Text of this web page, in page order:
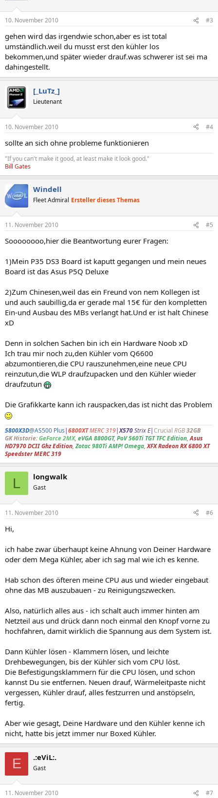
10. November 2010 #3
gehen wird das irgendwie schon,aber es ist total
umständlich.weil du musst erst den kühler los
bekommen,und später wieder drauf.was schwerer ist sei ma
dahingestellt.
[_LuTz_]
Lieutenant
10. November 2010 #4
sollte an sich ohne probleme funktionieren
"If you can't make it good, at least make it look good."
Bill Gates
Windell
Fleet Admiral Ersteller dieses Themas
11. November 2010 #5
Soooooooo,hier die Beantwortung eurer Fragen:
1)Mein P35 DS3 Board ist kaputt gegangen und mein neues
Board ist das Asus P5Q Deluxe
2)Zum Chinesen,weil das ein Freund von nem Kollegen ist
und auch saubillig,da er gerade mal 15€ für den kompletten
Ein-und Ausbau des MBs verlangt hat.Und er ist halt Chinese
xD
Denn in solchen Sachen bin ich ein Hardware Noob xD
Ich trau mir noch zu,den Kühler vom Q6600
abzumontieren,die CPU rauszunehmen,eine neue CPU
reinzutun,die WLP draufzupacken und den Kühler wieder
draufzutun
Die Grafikkarte kann ich rauspacken,das ist nicht das Problem
5800X3D@AS500 Plus|6800XTMERC 319|X570Strix E|Crucial RGB32GB
GK Historie:GeForce 2MX, eVGA 8800GT, PoV 560Ti TGT TFC Edition,Asus
HD7970 DCII Ghz Edition,Zotac 980Ti AMP! Omega,XFX Radeon RX 6800 XT
Speedster MERC 319
L longwalk
Gast
11. November 2010 #6
Hi,
ich habe zwar überhaupt keine Ahnung von Deiner Hardware
oder dem Mega Kühler, aber ich sag mal wie ich es kenne.
Hab schon des öfteren meine CPU aus und wieder eingebaut
ohne das MB auszubauen - zu Reinigungszwecken.
Also, natürlich alles aus - ich schalt auch immer hinten am
Netzteil aus und drück dann noch einmal den Knopf vorne zu
hochfahren, damit wirklich die Spannung aus dem System ist.
Dann Kühler lösen - Klammern lösen, und leichte
Drehbewegungen, bis der Kühler sich vom CPU löst.
Die Befestigungsklammern für die CPU lösen, und schon
kannst Du sie entfernen. Neuen drauf, Wärmeleitpaste nicht
vergessen, Kühler drauf, alles festzurren und anstöpseln,
fertig.
Aber wie gesagt, Deine Hardware und den Kühler kenne ich
nicht, hatte bis jetzt immer nur Boxed Kühler.
E .:eViL:.
Gast
11. November 2010 #7